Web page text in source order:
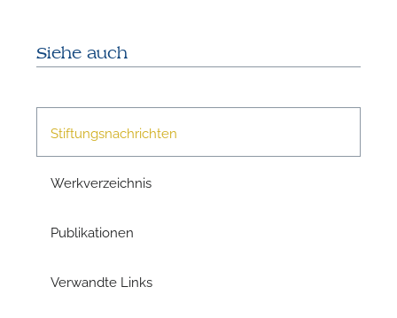
Siehe auch
Stiftungsnachrichten
Werkverzeichnis
Publikationen
Verwandte Links